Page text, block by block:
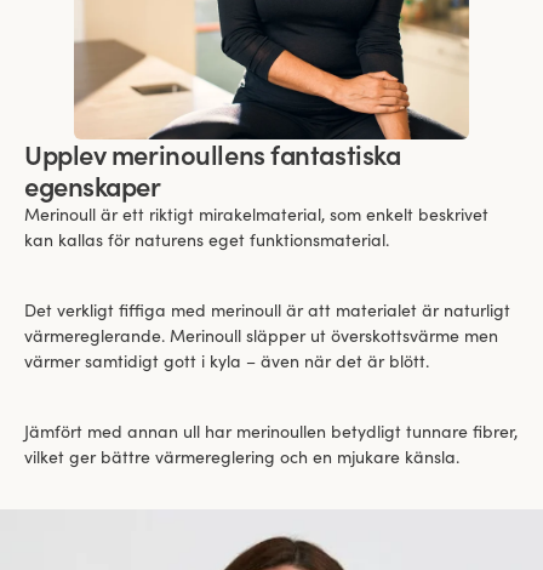
Upplev merinoullens fantastiska
egenskaper
Merinoull är ett riktigt mirakelmaterial, som enkelt beskrivet
kan kallas för naturens eget funktionsmaterial.
Det verkligt fiffiga med merinoull är att materialet är naturligt
värmereglerande. Merinoull släpper ut överskottsvärme men
värmer samtidigt gott i kyla – även när det är blött.
Jämfört med annan ull har merinoullen betydligt tunnare fibrer,
vilket ger bättre värmereglering och en mjukare känsla.